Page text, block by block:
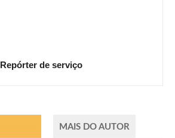
Repórter de serviço
MAIS DO AUTOR